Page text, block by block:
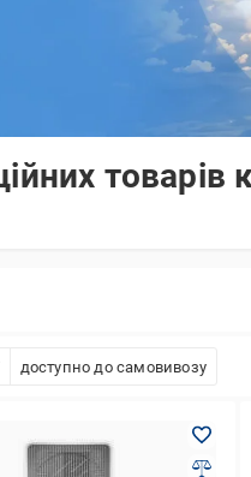
товарів
доступно до самовивозу